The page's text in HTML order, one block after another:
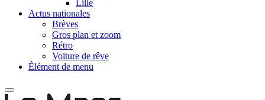
Lille
Actus nationales
Brèves
Gros plan et zoom
Rétro
Voiture de rêve
Élément de menu